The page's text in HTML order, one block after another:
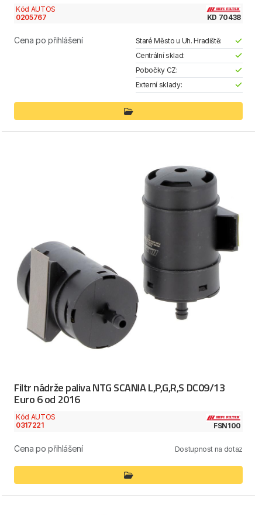
Kód AUTOS
0205767
KD 70438
Cena po přihlášení
Staré Město u Uh. Hradiště:
Centrální sklad:
Pobočky CZ:
Externí sklady:
Filtr nádrže paliva NTG SCANIA L,P,G,R,S DC09/13
Euro 6 od 2016
Kód AUTOS
0317221
FSN100
Cena po přihlášení Dostupnost na dotaz